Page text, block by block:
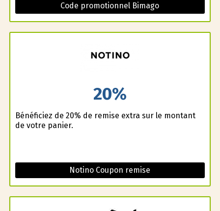
Code promotionnel Bimago
20%
Bénéficiez de 20% de remise extra sur le montant
de votre panier.
Notino Coupon remise